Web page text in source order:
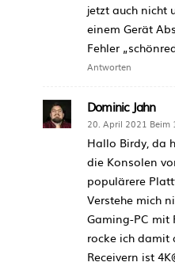
jetzt auch nicht
einem Gerät
Fehler
Antworten
Dominic Jahn
20. April 2021 Beim
Hallo Birdy, da
die Konsolen
populärere
Verstehe mich
Gaming-PC mit
rocke ich damit
Receivern ist